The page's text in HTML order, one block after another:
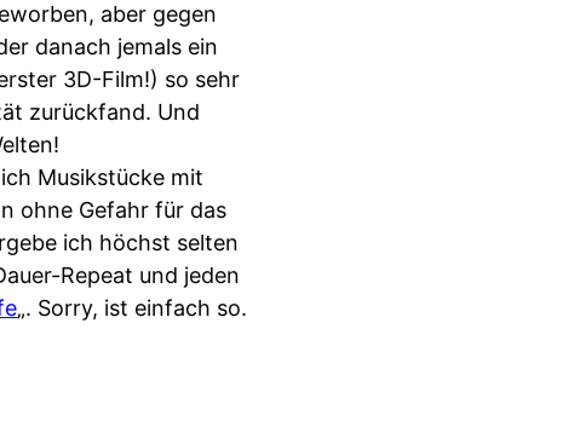
aber gegen
danach jemals ein
3D-Film!) so sehr
zurückfand. Und
Musikstücke mit
ohne Gefahr für das
ich höchst selten
Repeat und jeden
„. Sorry, ist einfach so.